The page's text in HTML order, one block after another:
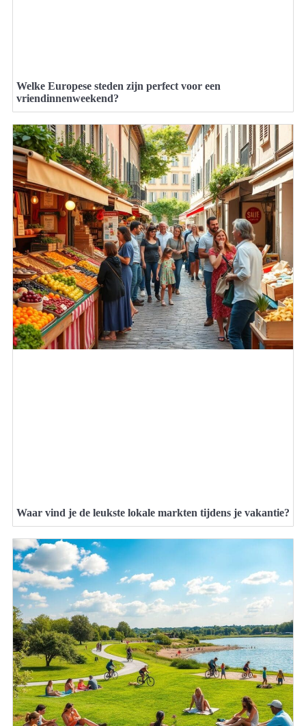
Welke Europese steden zijn perfect voor een
vriendinnenweekend?
Waar vind je de leukste lokale markten tijdens je vakantie?